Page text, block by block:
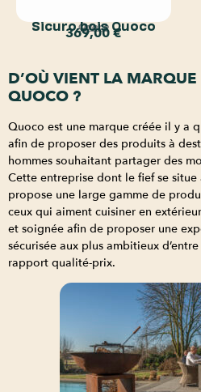
Quoco
Sicuro bois Quoco
369,00€
D’OÙ VIENT LA
QUOCO ?
Quoco est une marque créée il y a
afin de proposer des produits à
hommes souhaitant partager des
Cette entreprise dont le fief se
propose une large gamme de
ceux qui aiment cuisiner en
et soignée afin de proposer une
sécurisée aux plus ambitieux
rapport qualité-prix.